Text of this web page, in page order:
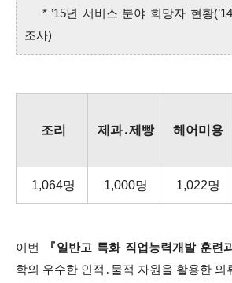
* ’15년 서비스 분야 희망자 현황
조사)
조리 제과․제빵 헤어미용
1,064명 1,000명 1,022명
이번 『일반고 특화 직업능력개발 훈련
학의 우수한 인적․물적 자원을 활용한 의